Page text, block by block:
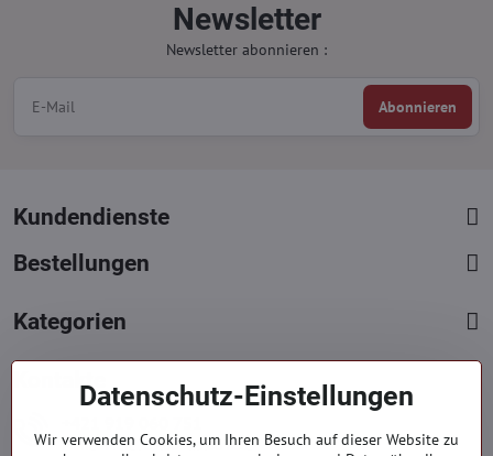
Newsletter
Newsletter abonnieren :
Abonnieren
Kundendienste
Bestellungen
Kategorien
Kontakte
Mont. - Freit. : 09:00 - 15:00 hod.
Datenschutz-Einstellungen
Wir verwenden Cookies, um Ihren Besuch auf dieser Website zu